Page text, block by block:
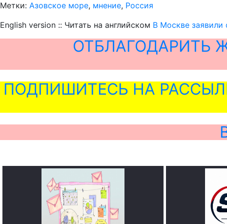
Метки: Азовское море, мнение, Россия
English version :: Читать на английском В Москве
ОТБЛАГОДАРИТЬ
ПОДПИШИТЕСЬ НА